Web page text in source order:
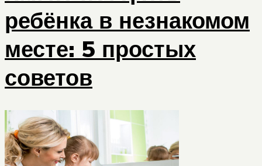
ребёнка в незнакомом
месте: 5 простых
советов